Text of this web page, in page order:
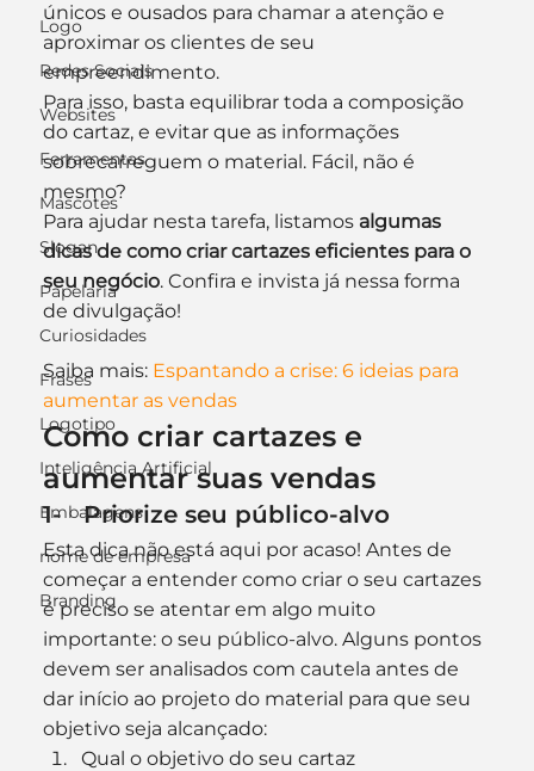
Logo
Redes Sociais
Websites
Ferramentas
Mascotes
Slogan
Papelaria
Curiosidades
Frases
Logotipo
Inteligência Artificial
Embalagens
nome de empresa
Branding
únicos e ousados para chamar a atenção e
aproximar os clientes de seu
empreendimento.
Para isso, basta equilibrar toda a composição
do cartaz, e evitar que as informações
sobrecarreguem o material. Fácil, não é
mesmo?
Para ajudar nesta tarefa, listamos algumas
dicas de como criar cartazes eficientes para o
seu negócio. Confira e invista já nessa forma
de divulgação!
Saiba mais: Espantando a crise: 6 ideias para
aumentar as vendas
Como criar cartazes e
aumentar suas vendas
1-   Priorize seu público-alvo
Esta dica não está aqui por acaso! Antes de
começar a entender como criar o seu cartazes
é preciso se atentar em algo muito
importante: o seu público-alvo. Alguns pontos
devem ser analisados com cautela antes de
dar início ao projeto do material para que seu
objetivo seja alcançado:
Qual o objetivo do seu cartaz